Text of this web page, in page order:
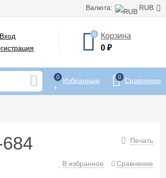
Валюта: RUB
Вход
0
Корзина
0 ₽
0 Избранные 0 Сравнение
Печать
В избранное Сравнение